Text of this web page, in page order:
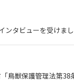
ンタビューを受けま
鳥獣保護管理法第38